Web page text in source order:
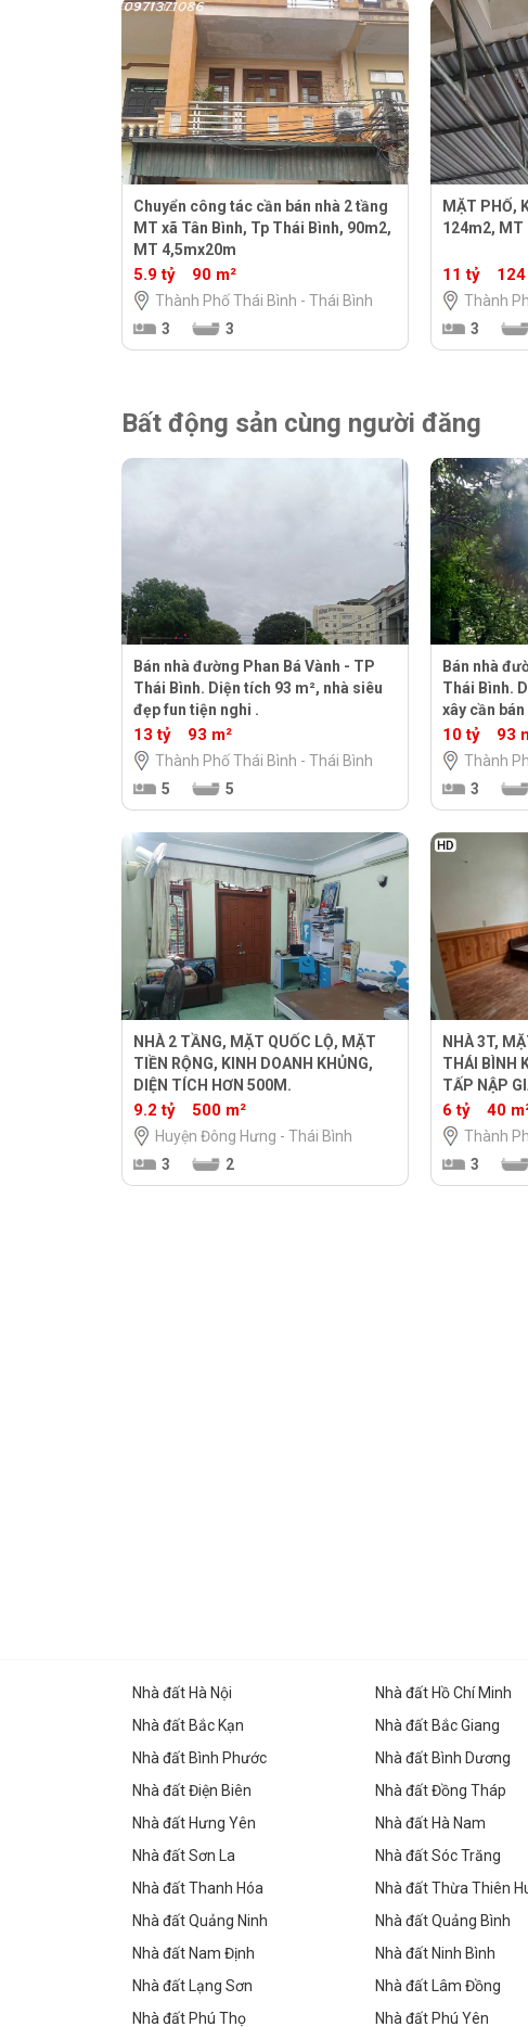
Chuyển công tác cần bán nhà 2 tầng
MT xã Tân Bình, Tp Thái Bình, 90m2,
MT 4,5mx20m
5.9 tỷ 90 m²
Thành Phố Thái Bình - Thái Bình
3
3
MẶT PHỐ,
124m2, MT
11 tỷ 124
Thành
3
Bất động sản cùng người đăng
Bán nhà đường Phan Bá Vành - TP
Thái Bình. Diện tích 93 m², nhà siêu
đẹp fun tiện nghi .
13 tỷ 93 m²
Thành Phố Thái Bình - Thái Bình
5
5
Bán nhà
Thái Bình.
xây cần bán
10 tỷ 93
Thành
3
NHÀ 2 TẦNG, MẶT QUỐC LỘ, MẶT
TIỀN RỘNG, KINH DOANH KHỦNG,
DIỆN TÍCH HƠN 500M.
9.2 tỷ 500 m²
Huyện Đông Hưng - Thái Bình
3
2
NHÀ 3T,
THÁI BÌNH
TẤP NẬP
6 tỷ 40
Thành
3
Nhà đất Hà Nội Nhà đất Hồ Chí Minh
Nhà đất Bắc Kạn
Nhà đất Bắc Giang
Nhà đất Bình Phước
Nhà đất Bình Dương
Nhà đất Điện Biên
Nhà đất Đồng Tháp
Nhà đất Hưng Yên
Nhà đất Hà Nam
Nhà đất Sơn La
Nhà đất Sóc Trăng
Nhà đất Thanh Hóa
Nhà đất Thừa Thiên
Nhà đất Quảng Ninh
Nhà đất Quảng Bình
Nhà đất Nam Định
Nhà đất Ninh Bình
Nhà đất Lạng Sơn
Nhà đất Lâm Đồng
Nhà đất Phú Thọ
Nhà đất Phú Yên